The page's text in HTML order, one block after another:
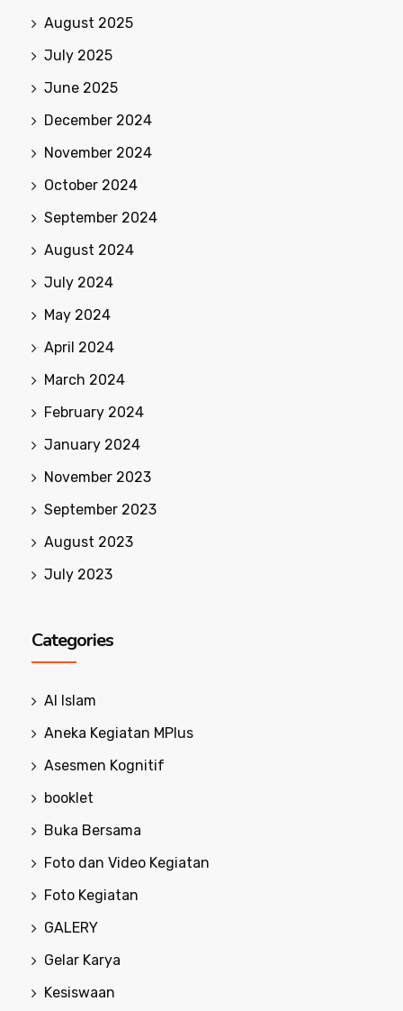
August 2025
July 2025
June 2025
December 2024
November 2024
October 2024
September 2024
August 2024
July 2024
May 2024
April 2024
March 2024
February 2024
January 2024
November 2023
September 2023
August 2023
July 2023
Categories
Al Islam
Aneka Kegiatan MPlus
Asesmen Kognitif
booklet
Buka Bersama
Foto dan Video Kegiatan
Foto Kegiatan
GALERY
Gelar Karya
Kesiswaan